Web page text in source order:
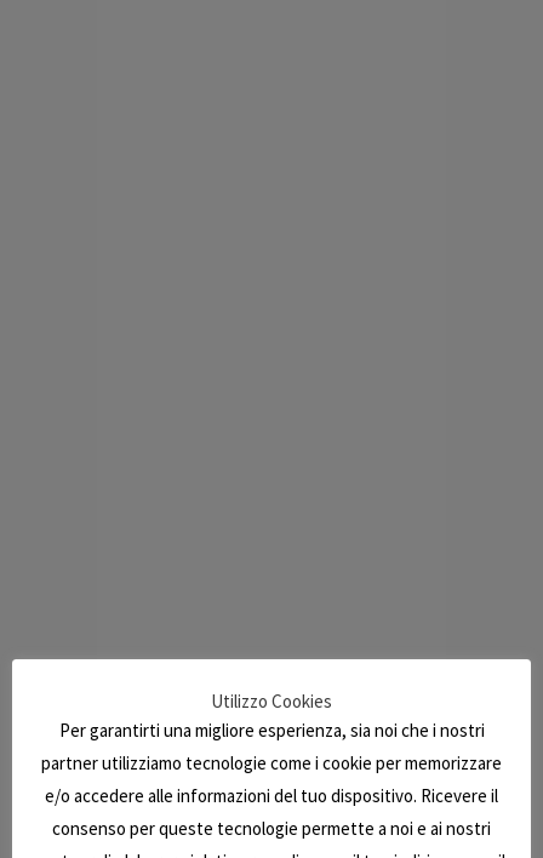
Utilizzo Cookies
Per garantirti una migliore esperienza, sia noi che i nostri
partner utilizziamo tecnologie come i cookie per memorizzare
e/o accedere alle informazioni del tuo dispositivo. Ricevere il
consenso per queste tecnologie permette a noi e ai nostri